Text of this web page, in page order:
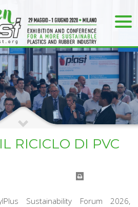
RICICLO DI PVC
Sustainability Forum 2026,